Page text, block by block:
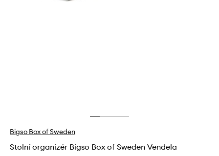
Bigso Box of Sweden
Stolní organizér Bigso Box of Sweden Vendela